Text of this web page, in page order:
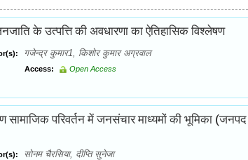
के उत्पत्ति की अवधारणा का ऐतिहासिक विश्लेषण
गजेन्द्र कुमार1, किशोर कुमार अग्रवाल
Access: Open Access
सामाजिक परिवर्तन में जनसंचार माध्यमों की भूमिका
सोनम चैरसिया, दीप्ति सुनेजा